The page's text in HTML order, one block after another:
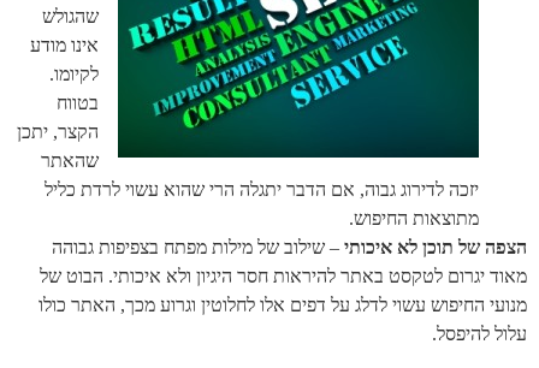
שהגולש
אינו מודע
לקיומו.
בטווח
הקצר, יתכן
שהאתר
יזכה לדירוג גבוה, אם הדבר יתגלה הרי שהוא עשוי לרדת כליל
מתוצאות החיפוש.
הצפה של תוכן לא איכותי – שילוב של מילות מפתח בצפיפות גבוהה
מאוד יגרום לטקסט באתר להיראות חסר היגיון ולא איכותי. הבוט של
מנועי החיפוש עשוי לדלג על דפים אלו לחלוטין וגרוע מכך, האתר כולו
עלול להיפסל.